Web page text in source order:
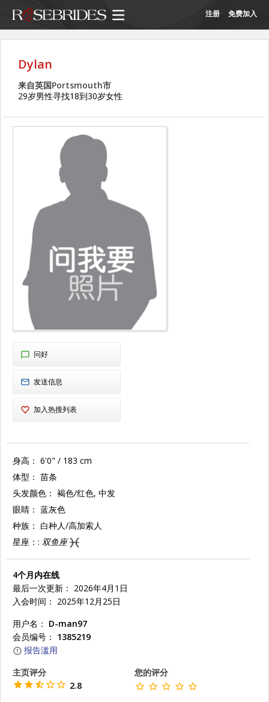
注册 免费加入
Dylan
来自英国Portsmouth市
29岁男性寻找18到30岁女性
问好
发送信息
加入热搜列表
身高： 6'0" / 183 cm
体型： 苗条
头发颜色： 褐色/红色, 中发
眼睛： 蓝灰色
种族： 白种人/高加索人
星座：: 双鱼座
4个月内在线
最后一次更新： 2026年4月1日
入会时间： 2025年12月25日
用户名： D-man97
会员编号： 1385219
报告滥用
主页评分
2.8
您的评分